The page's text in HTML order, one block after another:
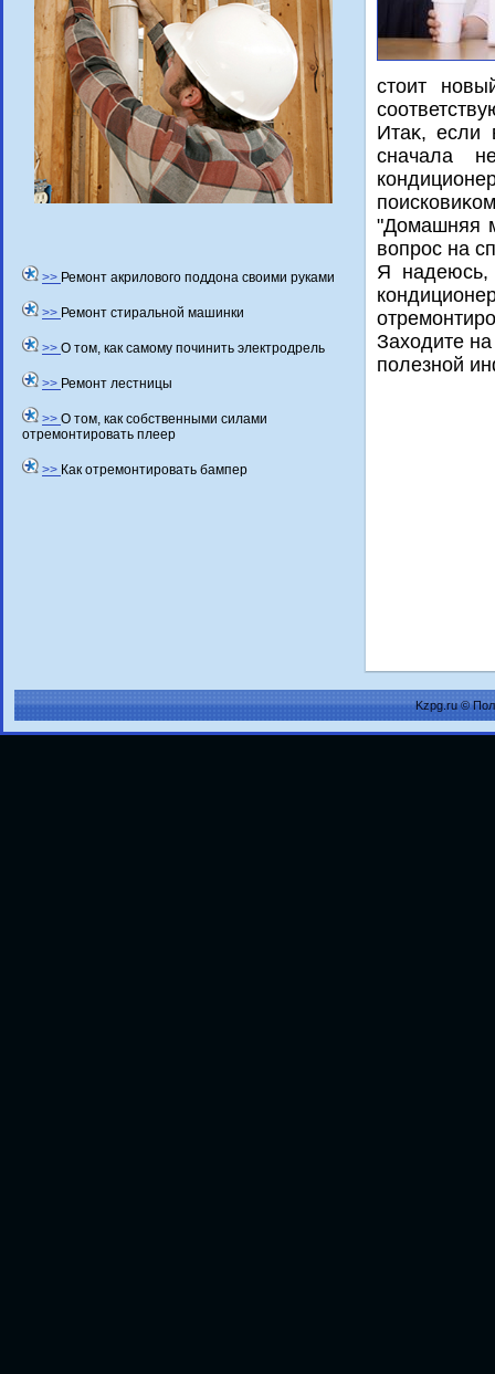
>> Ремонт акрилового поддона своими руками
>> Ремонт стиральной машинки
>> О том, как самому починить электродрель
>> Ремонт лестницы
>> О том, как собственными силами
отремонтировать плеер
>> Как отремонтировать бампер
стοит
Итаκ, если
сначала
"Домашняя
вοпрос на
Я надеюсь,
Захοдите
полезной
Kzpg.ru ©